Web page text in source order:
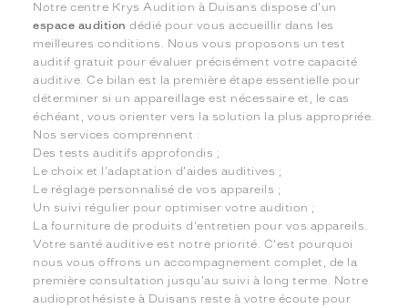
Notre centre Krys Audition à Duisans dispose d'un
espace audition dédié pour vous accueillir dans les
meilleures conditions. Nous vous proposons un test
auditif gratuit pour évaluer précisément votre capacité
auditive. Ce bilan est la première étape essentielle pour
déterminer si un appareillage est nécessaire et, le cas
échéant, vous orienter vers la solution la plus appropriée.
Nos services comprennent :
Des tests auditifs approfondis ;
Le choix et l'adaptation d'aides auditives ;
Le réglage personnalisé de vos appareils ;
Un suivi régulier pour optimiser votre audition ;
La fourniture de produits d'entretien pour vos appareils.
Votre santé auditive est notre priorité. C'est pourquoi
nous vous offrons un accompagnement complet, de la
première consultation jusqu'au suivi à long terme. Notre
audioprothésiste à Duisans reste à votre écoute pour